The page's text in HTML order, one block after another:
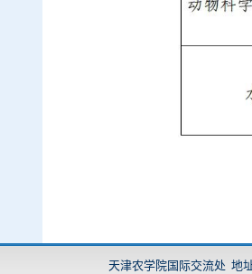
天津农学院国际交流处 地